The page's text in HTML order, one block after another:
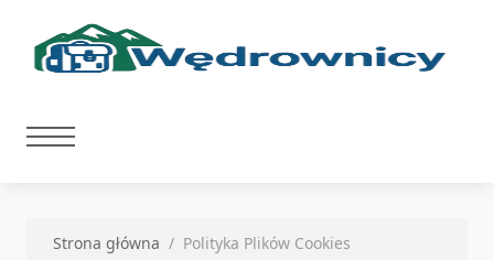
Strona główna Polityka Plików Cookies